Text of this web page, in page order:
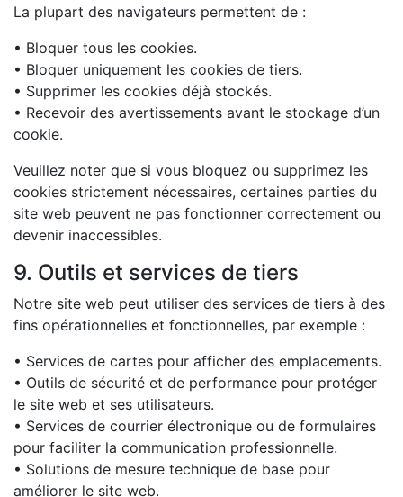
La plupart des navigateurs permettent de :
• Bloquer tous les cookies.
• Bloquer uniquement les cookies de tiers.
• Supprimer les cookies déjà stockés.
• Recevoir des avertissements avant le stockage d’un
cookie.
Veuillez noter que si vous bloquez ou supprimez les
cookies strictement nécessaires, certaines parties du
site web peuvent ne pas fonctionner correctement ou
devenir inaccessibles.
9. Outils et services de tiers
Notre site web peut utiliser des services de tiers à des
fins opérationnelles et fonctionnelles, par exemple :
• Services de cartes pour afficher des emplacements.
• Outils de sécurité et de performance pour protéger
le site web et ses utilisateurs.
• Services de courrier électronique ou de formulaires
pour faciliter la communication professionnelle.
• Solutions de mesure technique de base pour
améliorer le site web.